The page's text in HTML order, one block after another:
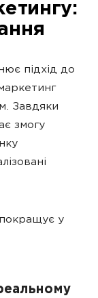
підхід до
Завдяки
змогу
у